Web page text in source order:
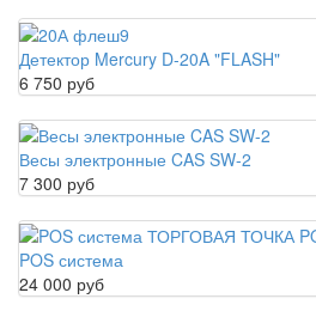
Детектор Mercury D-20A "FLASH"
6 750 руб
Весы электронные CAS SW-2
7 300 руб
POS система
24 000 руб